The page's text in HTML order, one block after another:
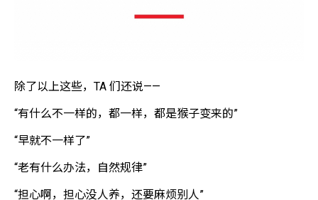
除了以上这些，TA 们还说——
“有什么不一样的，都一样，都是猴子变来的”
“早就不一样了”
“老有什么办法，自然规律”
“担心啊，担心没人养，还要麻烦别人”